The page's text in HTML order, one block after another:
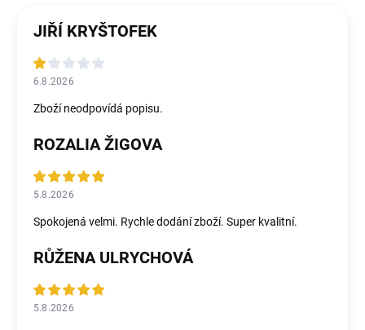
JIŘÍ KRYŠTOFEK
6.8.2026
Zboží neodpovídá popisu.
ROZALIA ŽIGOVA
5.8.2026
Spokojená velmi. Rychle dodání zboží. Super kvalitní.
RŮŽENA ULRYCHOVÁ
5.8.2026